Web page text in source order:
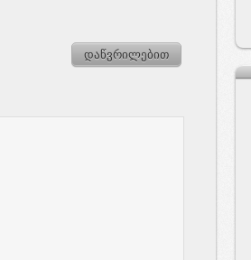
დაწვრილებით